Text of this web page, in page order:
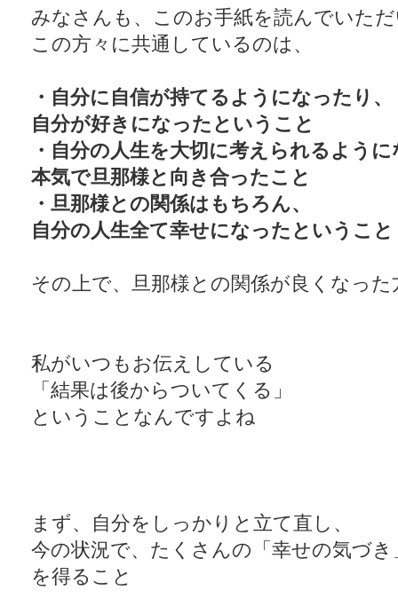
みなさんも、このお手紙を読んでいた
この方々に共通しているのは、
・自分に自信が持てるようになったり、
自分が好きになったということ
・自分の人生を大切に考えられるよう
本気で旦那様と向き合ったこと
・旦那様との関係はもちろん、
自分の人生全て幸せになったということ
その上で、旦那様との関係が良くなっ
私がいつもお伝えしている
「結果は後からついてくる」
ということなんですよね
まず、自分をしっかりと立て直し、
今の状況で、たくさんの「幸せの気づき
を得ること